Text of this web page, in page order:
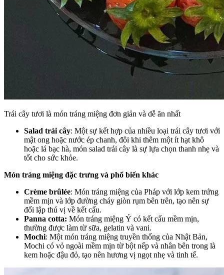
Trái cây tươi là món tráng miệng đơn giản và dễ ăn nhất
Salad trái cây: Một sự kết hợp của nhiều loại trái cây tươi với
mật ong hoặc nước ép chanh, đôi khi thêm một ít hạt khô
hoặc lá bạc hà, món salad trái cây là sự lựa chọn thanh nhẹ và
tốt cho sức khỏe.
Món tráng miệng đặc trưng và phổ biến khác
Crème brûlée: Món tráng miệng của Pháp với lớp kem trứng
mềm mịn và lớp đường cháy giòn rụm bên trên, tạo nên sự
đối lập thú vị về kết cấu.
Panna cotta: Món tráng miệng Ý có kết cấu mềm mịn,
thường được làm từ sữa, gelatin và vani.
Mochi: Một món tráng miệng truyền thống của Nhật Bản,
Mochi có vỏ ngoài mềm mịn từ bột nếp và nhân bên trong là
kem hoặc đậu đỏ, tạo nên hương vị ngọt nhẹ và tinh tế.